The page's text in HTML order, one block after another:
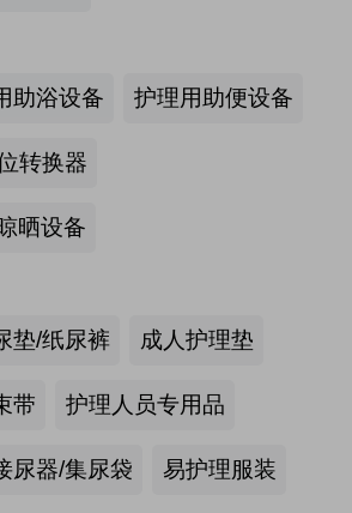
助浴设备 护理用助便设备
转换器
晒设备
垫/纸尿裤 成人护理垫
带 护理人员专用品
尿器/集尿袋 易护理服装
2026第四届吉林银发康养暨适老化产业博览会
机构“一件事”上线
业陆家嘴峰会议程首发，早鸟通道同
步开放
2026-07-23